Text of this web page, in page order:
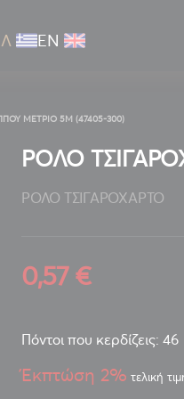
ΕΝ
ΜΕΤΡΙΟ 5M (47405-300)
ΡΟΛΟ
ΡΟΛΟ ΤΣΙΓΑΡΟΧΑΡΤΟ
0,57 €
Πόντοι που κερδίζεις: 46
Έκπτώση 2% τελική